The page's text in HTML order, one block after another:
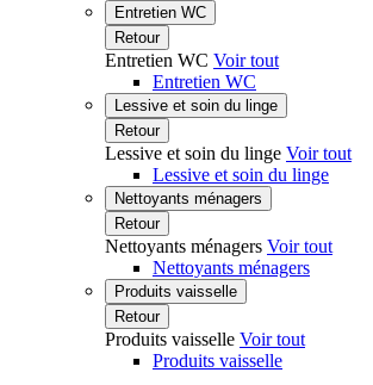
Entretien WC
Retour
Entretien WC Voir tout
Entretien WC
Lessive et soin du linge
Retour
Lessive et soin du linge Voir tout
Lessive et soin du linge
Nettoyants ménagers
Retour
Nettoyants ménagers Voir tout
Nettoyants ménagers
Produits vaisselle
Retour
Produits vaisselle Voir tout
Produits vaisselle